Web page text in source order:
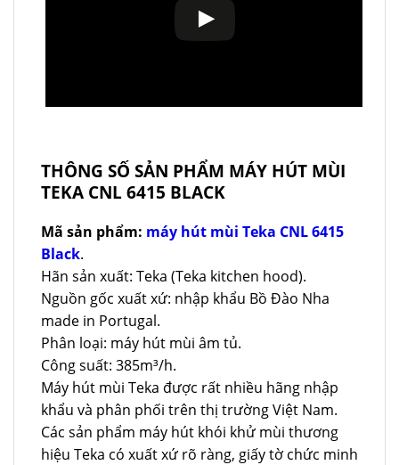
THÔNG SỐ SẢN PHẨM MÁY HÚT MÙI
TEKA CNL 6415 BLACK
Mã sản phẩm: máy hút mùi Teka CNL 6415
Black.
Hãn sản xuất: Teka (Teka kitchen hood).
Nguồn gốc xuất xứ: nhập khẩu Bồ Đào Nha
made in Portugal.
Phân loại: máy hút mùi âm tủ.
Công suất: 385m³/h.
Máy hút mùi Teka được rất nhiều hãng nhập
khẩu và phân phối trên thị trường Việt Nam.
Các sản phẩm máy hút khói khử mùi thương
hiệu Teka có xuất xứ rõ ràng, giấy tờ chức minh